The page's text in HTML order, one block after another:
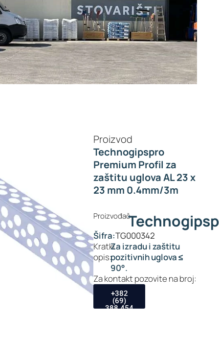
Proizvod
Technogipspro
Premium Profil za
zaštitu uglova AL 23 x
23 mm 0.4mm/3m
Proizvođač
Šifra:TG000342
Kratki
opis:
Za izradu i zaštitu
pozitivnih uglova ≤
90°.
Za kontakt pozovite na broj:
+382
(69)
388 454